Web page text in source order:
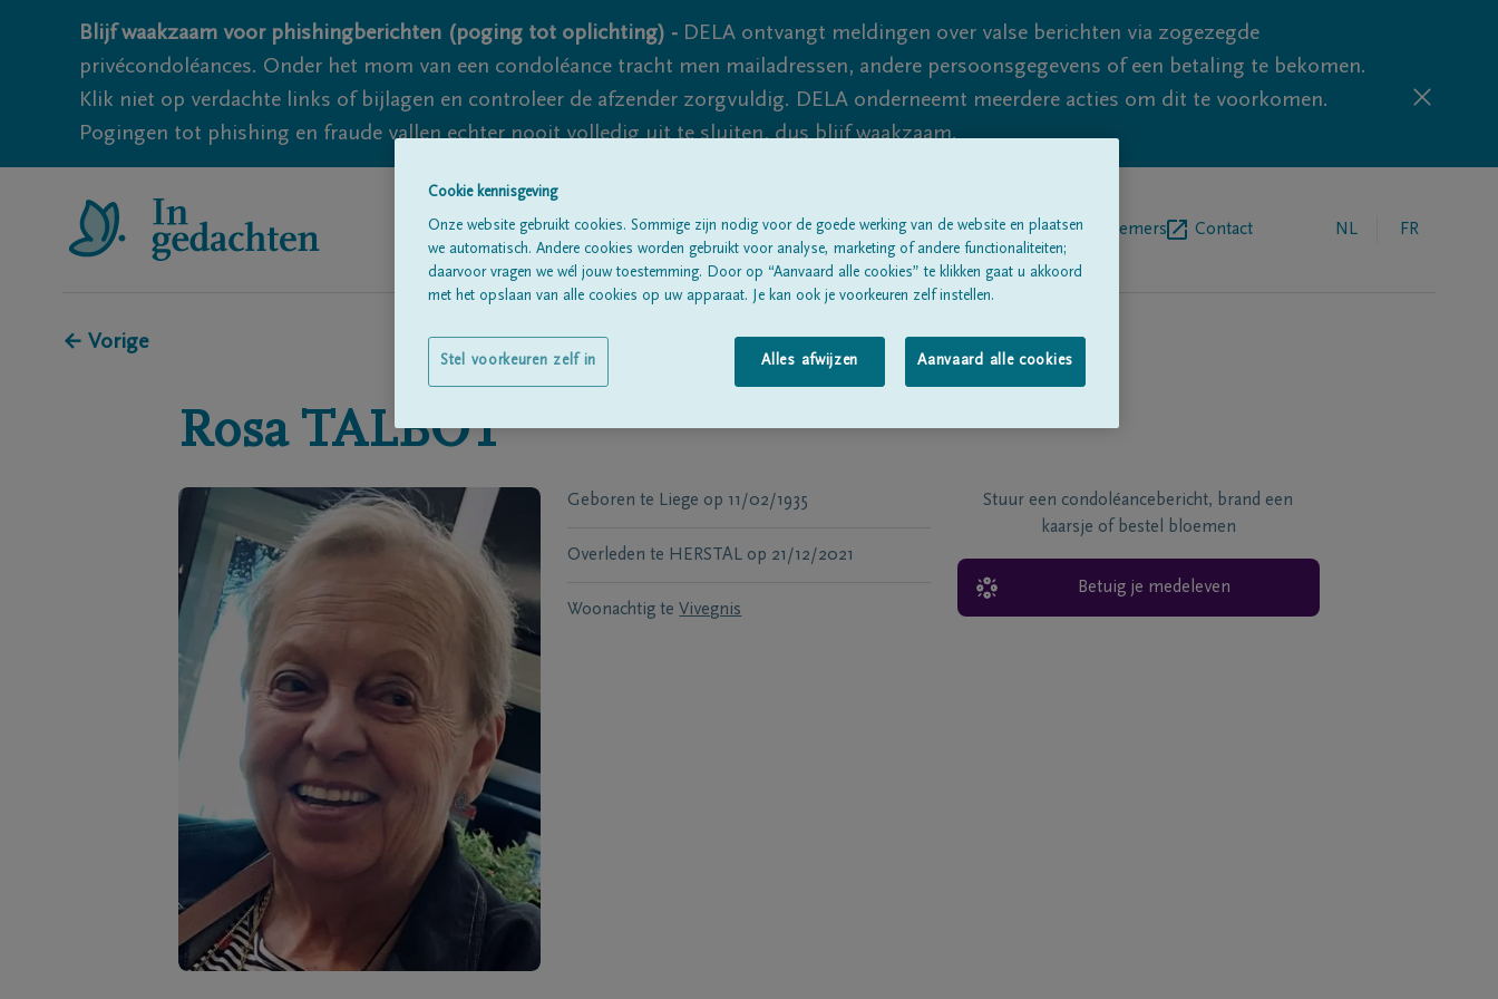
Blijf waakzaam voor phishingberichten (poging tot oplichting) - DELA ontvangt meldingen over valse berichten via zogezegde
privécondoléances. Onder het mom van een condoléance tracht men mailadressen, andere persoonsgegevens of een betaling te bekomen.
Klik niet op verdachte links of bijlagen en controleer de afzender zorgvuldig. DELA onderneemt meerdere acties om dit te voorkomen.
Pogingen tot phishing en fraude vallen echter nooit volledig uit te sluiten, dus blijf waakzaam.
Alle rouwberichtenOver onsBegrafenisondernemers Contact NL FR
← Vorige
Rosa TALBOT
Geboren te Liege op 11/02/1935
Overleden te HERSTAL op 21/12/2021
Woonachtig te Vivegnis
Stuur een condoléancebericht, brand een
kaarsje of bestel bloemen
Betuig je medeleven
Cookie kennisgeving
Onze website gebruikt cookies. Sommige zijn nodig voor de goede werking van de website en plaatsen
we automatisch. Andere cookies worden gebruikt voor analyse, marketing of andere functionaliteiten;
daarvoor vragen we wél jouw toestemming. Door op “Aanvaard alle cookies” te klikken gaat u akkoord
met het opslaan van alle cookies op uw apparaat. Je kan ook je voorkeuren zelf instellen.
Alles afwijzen Aanvaard alle cookies
Stel voorkeuren zelf in